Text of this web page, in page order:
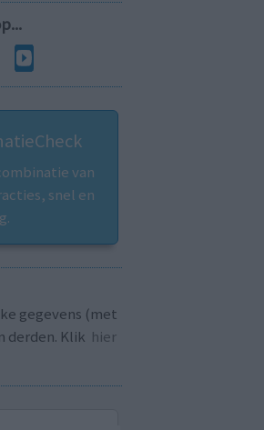
van
snel en
gegevens (met
derden. Klik hier